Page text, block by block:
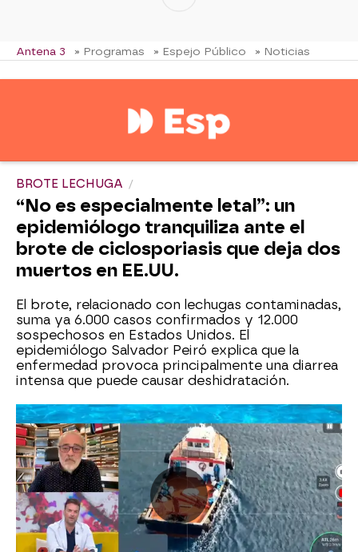
Antena 3 » Programas » Espejo Público » Noticias